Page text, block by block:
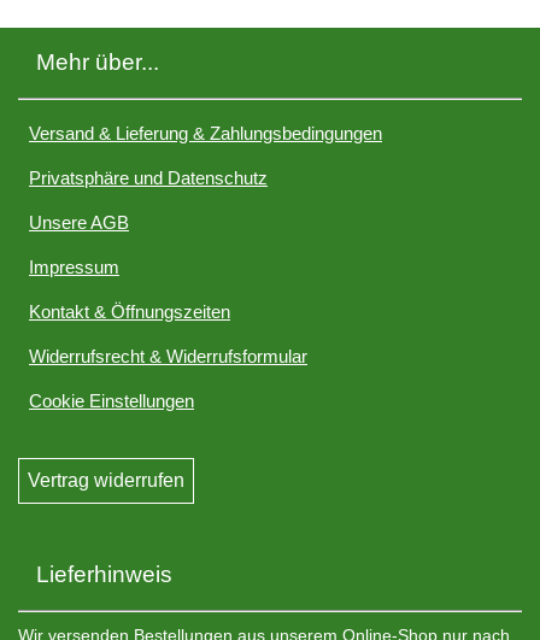
Mehr über...
Versand & Lieferung & Zahlungsbedingungen
Privatsphäre und Datenschutz
Unsere AGB
Impressum
Kontakt & Öffnungszeiten
Widerrufsrecht & Widerrufsformular
Cookie Einstellungen
Vertrag widerrufen
Lieferhinweis
Wir versenden Bestellungen aus unserem Online-Shop nur nach